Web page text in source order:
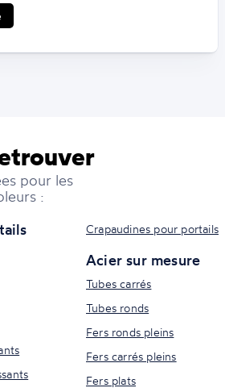
pour les
:
Crapaudines pour portails
Acier sur mesure
Tubes carrés
Tubes ronds
Fers ronds pleins
Fers carrés pleins
Fers plats